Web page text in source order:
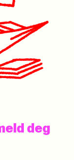
deg